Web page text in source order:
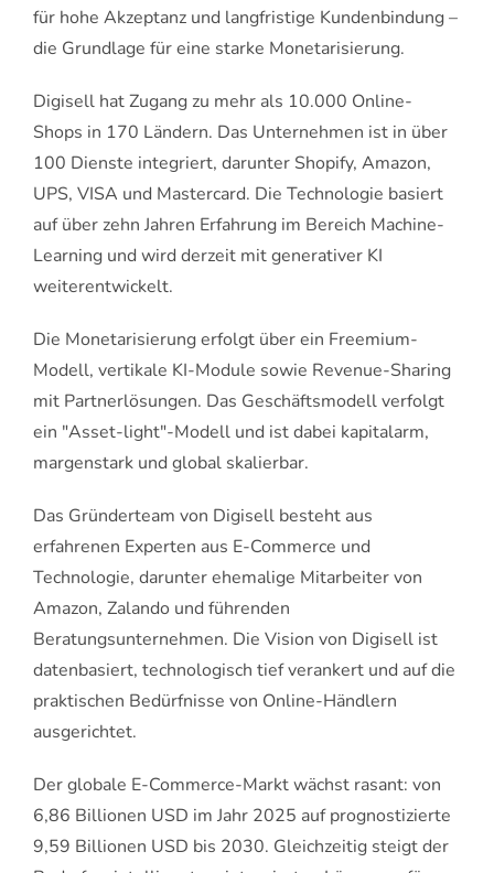
für hohe Akzeptanz und langfristige Kundenbindung –
die Grundlage für eine starke Monetarisierung.
Digisell hat Zugang zu mehr als 10.000 Online-
Shops in 170 Ländern. Das Unternehmen ist in über
100 Dienste integriert, darunter Shopify, Amazon,
UPS, VISA und Mastercard. Die Technologie basiert
auf über zehn Jahren Erfahrung im Bereich Machine-
Learning und wird derzeit mit generativer KI
weiterentwickelt.
Die Monetarisierung erfolgt über ein Freemium-
Modell, vertikale KI-Module sowie Revenue-Sharing
mit Partnerlösungen. Das Geschäftsmodell verfolgt
ein "Asset-light"-Modell und ist dabei kapitalarm,
margenstark und global skalierbar.
Das Gründerteam von Digisell besteht aus
erfahrenen Experten aus E-Commerce und
Technologie, darunter ehemalige Mitarbeiter von
Amazon, Zalando und führenden
Beratungsunternehmen. Die Vision von Digisell ist
datenbasiert, technologisch tief verankert und auf die
praktischen Bedürfnisse von Online-Händlern
ausgerichtet.
Der globale E-Commerce-Markt wächst rasant: von
6,86 Billionen USD im Jahr 2025 auf prognostizierte
9,59 Billionen USD bis 2030. Gleichzeitig steigt der